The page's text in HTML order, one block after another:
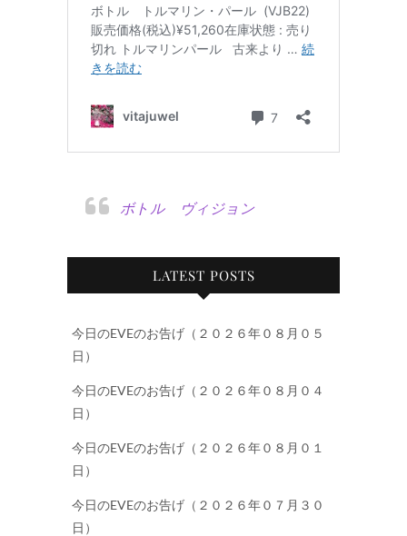
ボトル ヴィジョン
LATEST POSTS
今日のEVEのお告げ（２０２６年０８月０５
日）
今日のEVEのお告げ（２０２６年０８月０４
日）
今日のEVEのお告げ（２０２６年０８月０１
日）
今日のEVEのお告げ（２０２６年０７月３０
日）